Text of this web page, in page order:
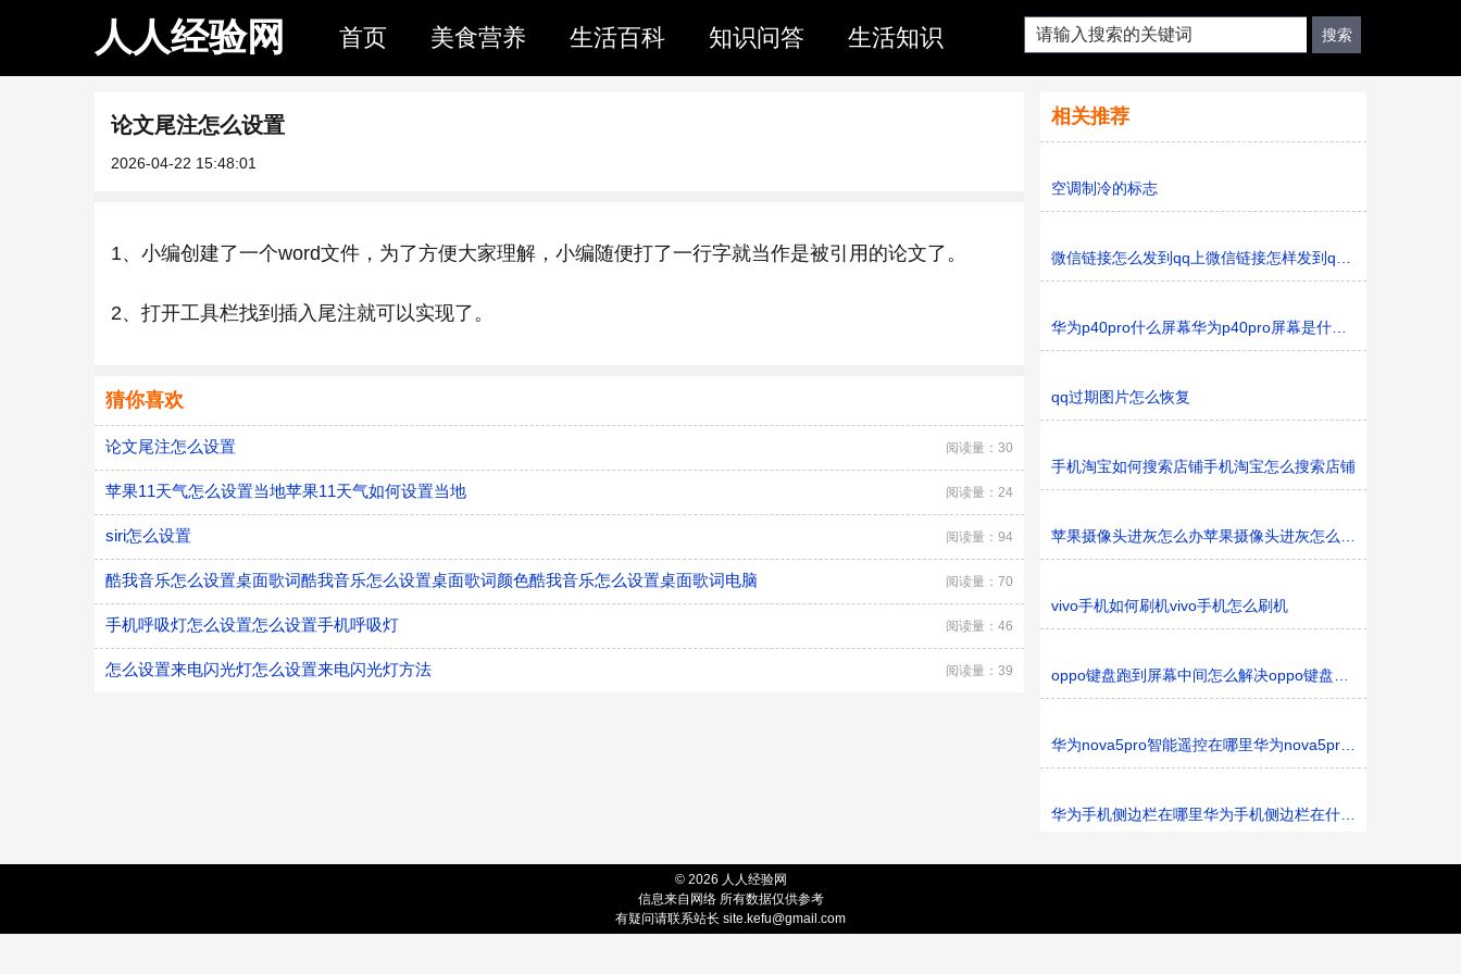
人人经验网 首页 美食营养 生活百科 知识问答 生活知识
论文尾注怎么设置
2026-04-22 15:48:01
1、小编创建了一个word文件，为了方便大家理解，小编随便打了一行字就当作是被引用的论文了。
2、打开工具栏找到插入尾注就可以实现了。
猜你喜欢
论文尾注怎么设置 阅读量：30
苹果11天气怎么设置当地苹果11天气如何设置当地 阅读量：24
siri怎么设置 阅读量：94
酷我音乐怎么设置桌面歌词酷我音乐怎么设置桌面歌词颜色酷我音乐怎么设置桌面歌词电脑 阅读量：70
手机呼吸灯怎么设置怎么设置手机呼吸灯 阅读量：46
怎么设置来电闪光灯怎么设置来电闪光灯方法 阅读量：39
相关推荐
空调制冷的标志
微信链接怎么发到qq上微信链接怎样发到qq上
华为p40pro什么屏幕华为p40pro屏幕是什么样的
qq过期图片怎么恢复
手机淘宝如何搜索店铺手机淘宝怎么搜索店铺
苹果摄像头进灰怎么办苹果摄像头进灰怎么解决
vivo手机如何刷机vivo手机怎么刷机
oppo键盘跑到屏幕中间怎么解决oppo键盘跑到屏幕中间如何
华为nova5pro智能遥控在哪里华为nova5pro智能遥控在什么
华为手机侧边栏在哪里华为手机侧边栏在什么地方
© 2026 人人经验网
信息来自网络 所有数据仅供参考
有疑问请联系站长 site.kefu@gmail.com